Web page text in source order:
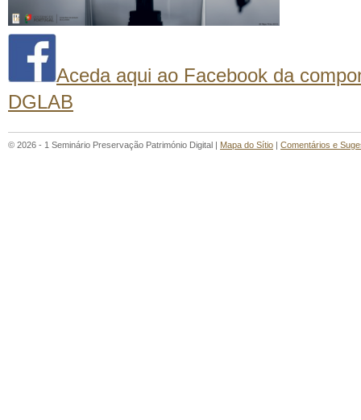
Aceda aqui ao Facebook da
DGLAB
© 2026 - 1 Seminário Preservação Património Digital | Mapa do Sítio | Comentários e